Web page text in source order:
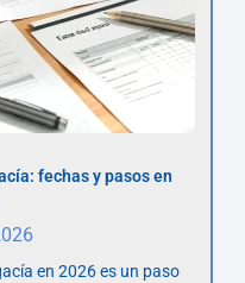
fechas y pasos en
en 2026 es un paso